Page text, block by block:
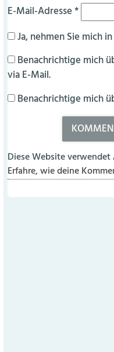
E-Mail-Adresse*
Ja, nehmen Sie mich
Benachrichtige mich
via E-Mail.
Benachrichtige mich
Diese Website verwendet
Erfahre, wie deine